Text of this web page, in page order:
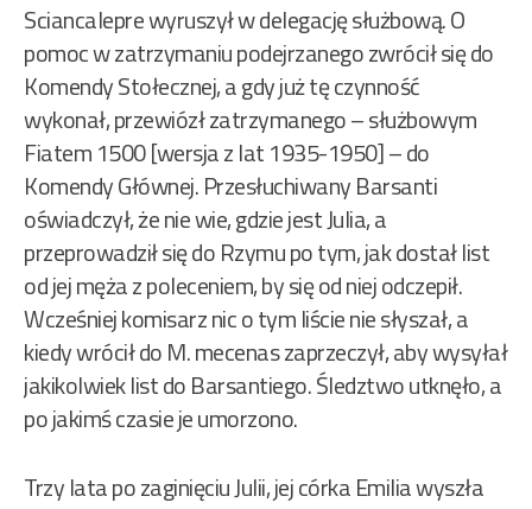
Sciancalepre wyruszył w delegację służbową. O
pomoc w zatrzymaniu podejrzanego zwrócił się do
Komendy Stołecznej, a gdy już tę czynność
wykonał, przewiózł zatrzymanego – służbowym
Fiatem 1500 [wersja z lat 1935-1950] – do
Komendy Głównej. Przesłuchiwany Barsanti
oświadczył, że nie wie, gdzie jest Julia, a
przeprowadził się do Rzymu po tym, jak dostał list
od jej męża z poleceniem, by się od niej odczepił.
Wcześniej komisarz nic o tym liście nie słyszał, a
kiedy wrócił do M. mecenas zaprzeczył, aby wysyłał
jakikolwiek list do Barsantiego. Śledztwo utknęło, a
po jakimś czasie je umorzono.
Trzy lata po zaginięciu Julii, jej córka Emilia wyszła